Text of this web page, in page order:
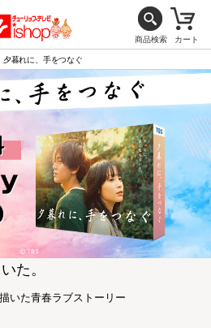
商品検索 カート
夕暮れに、手をつなぐ
た。
いた青春ラブストーリー